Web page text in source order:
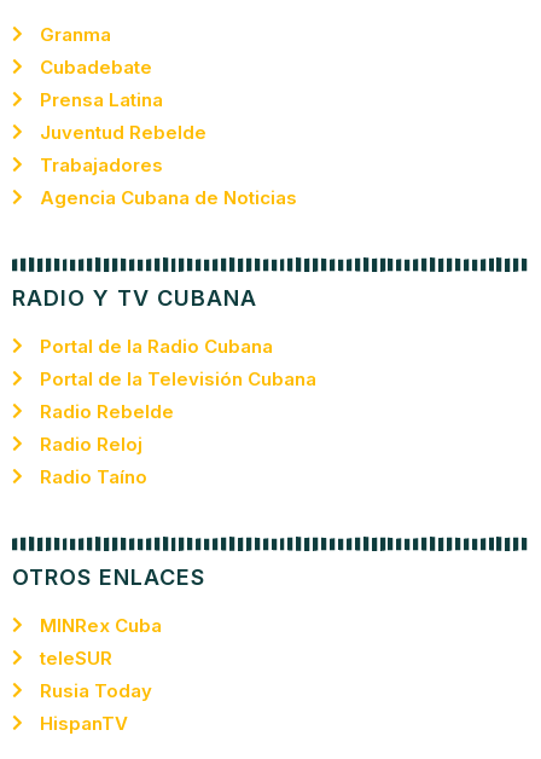
Granma
Cubadebate
Prensa Latina
Juventud Rebelde
Trabajadores
Agencia Cubana de Noticias
RADIO Y TV CUBANA
Portal de la Radio Cubana
Portal de la Televisión Cubana
Radio Rebelde
Radio Reloj
Radio Taíno
OTROS ENLACES
MINRex Cuba
teleSUR
Rusia Today
HispanTV